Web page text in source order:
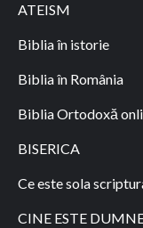
ATEISM
Biblia în istorie
Biblia în România
Biblia Ortodoxă
BISERICA
Ce este sola
CINE ESTE